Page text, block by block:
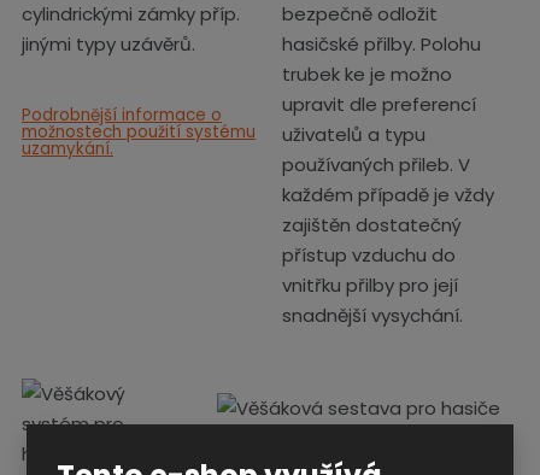
cylindrickými zámky příp.
jinými typy uzávěrů.
Podrobnější informace o
možnostech použití systému
uzamykání.
bezpečně odložit
hasičské přilby. Polohu
trubek ke je možno
upravit dle preferencí
uživatelů a typu
používaných přileb. V
každém případě je vždy
zajištěn dostatečný
přístup vzduchu do
vnitřku přilby pro její
snadnější vysychání.